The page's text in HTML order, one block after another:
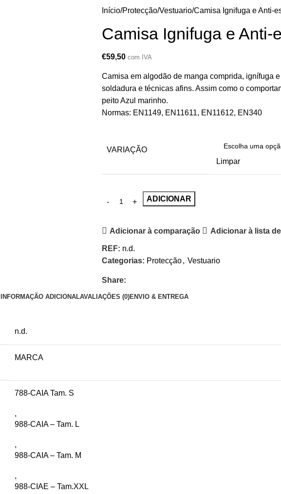
Início Protecção Vestuario Camisa Ignifuga e Anti-
Camisa Ignifuga e Anti-
€59,50 com IVA
Camisa em algodão de manga comprida, ignífuga
soldadura e técnicas afins. Assim como o
peito Azul marinho.
Normas: EN1149, EN11611, EN11612, EN340
VARIAÇÃO
Limpar
ADICIONAR
Adicionar à comparação Adicionar à lista
REF: n.d.
Categorias: Protecção, Vestuario
Share:
INFORMAÇÃO ADICIONALAVALIAÇÕES (0)ENVIO & ENTREGA
n.d.
MARCA
788-CAIA Tam. S
,
988-CAIA – Tam. L
,
988-CAIA – Tam. M
,
988-CIAE – Tam.XXL